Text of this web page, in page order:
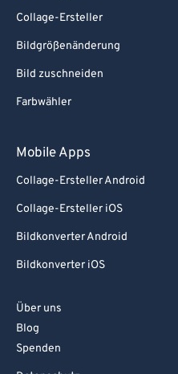
Collage-Ersteller
Bildgrößenänderung
Bild zuschneiden
Farbwähler
Mobile Apps
Collage-Ersteller Android
Collage-Ersteller iOS
Bildkonverter Android
Bildkonverter iOS
Über uns
Blog
Spenden